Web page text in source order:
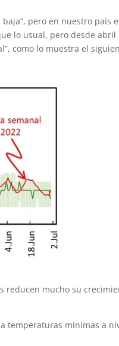
pero en nuestro país
lo usual, pero desde abril
como lo muestra el
reducen mucho su
temperaturas mínimas a